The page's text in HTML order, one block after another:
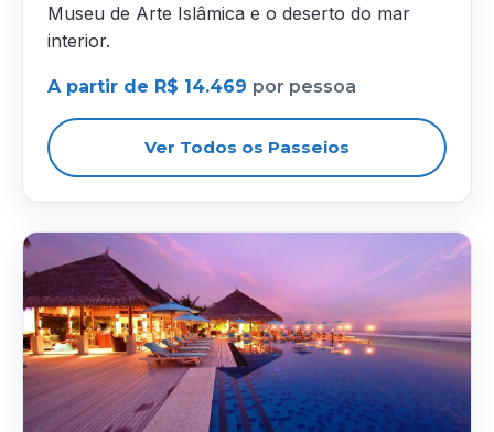
Museu de Arte Islâmica e o deserto do mar
interior.
A partir de R$ 14.469 por pessoa
Ver Todos os Passeios